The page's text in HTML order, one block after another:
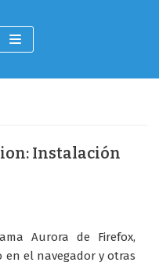
Instalación
Aurora de Firefox,
el navegador y otras